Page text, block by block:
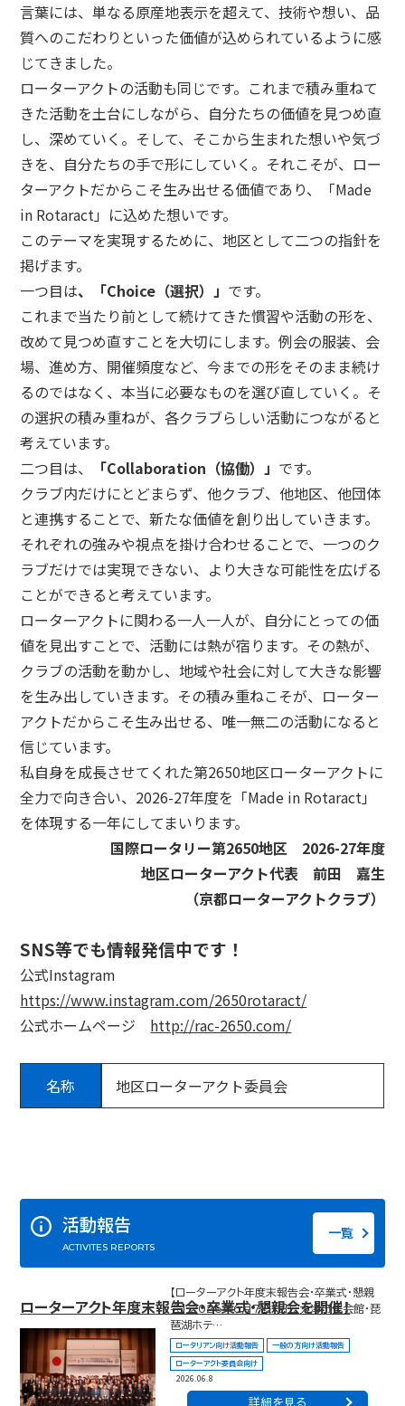
言葉には、単なる原産地表示を超えて、技術や想い、品
質へのこだわりといった価値が込められているように感
じてきました。
ローターアクトの活動も同じです。これまで積み重ねて
きた活動を土台にしながら、自分たちの価値を見つめ直
し、深めていく。そして、そこから生まれた想いや気づ
きを、自分たちの手で形にしていく。それこそが、ロー
ターアクトだからこそ生み出せる価値であり、「Made
in Rotaract」に込めた想いです。
このテーマを実現するために、地区として二つの指針を
掲げます。
一つ目は、「Choice（選択）」 です。
これまで当たり前として続けてきた慣習や活動の形を、
改めて見つめ直すことを大切にします。例会の服装、会
場、進め方、開催頻度など、今までの形をそのまま続け
るのではなく、本当に必要なものを選び直していく。そ
の選択の積み重ねが、各クラブらしい活動につながると
考えています。
二つ目は、
「Collaboration（協働）」 です。
クラブ内だけにとどまらず、他クラブ、他地区、他団体
と連携することで、新たな価値を創り出していきます。
それぞれの強みや視点を掛け合わせることで、一つのク
ラブだけでは実現できない、より大きな可能性を広げる
ことができると考えています。
ローターアクトに関わる一人一人が、自分にとっての価
値を見出すことで、活動には熱が宿ります。その熱が、
クラブの活動を動かし、地域や社会に対して大きな影響
を生み出していきます。その積み重ねこそが、ローター
アクトだからこそ生み出せる、唯一無二の活動になると
信じています。
私自身を成長させてくれた第2650地区ローターアクトに
全力で向き合い、2026-27年度を「Made in Rotaract」
を体現する一年にしてまいります。
国際ロータリー第2650地区 2026-27年度
地区ローターアクト代表 前田 嘉生
（京都ローターアクトクラブ）
SNS等でも情報発信中です！
公式Instagram
https://www.instagram.com/2650rotaract/
公式ホームページ http://rac-2650.com/
名称 地区ローターアクト委員会
活動報告
ACTIVITES REPORTS
一覧
ローターアクト年度末報告会・卒業式・懇親会を開催！
【ローターアクト年度末報告会・卒業式・懇親
会】 2026年6月7日（日）、大津市民会館・琵
琶湖ホテ…
ロータリアン向け活動報告 一般の方向け活動報告
ローターアクト委員会向け
2026.06.8
詳細を見る